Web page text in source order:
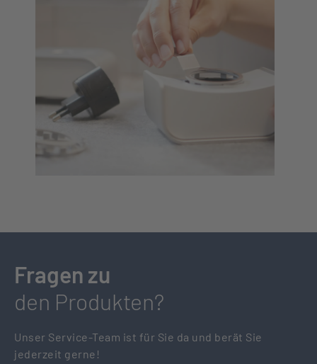
Fragen zu
den Produkten?
Unser Service-Team ist für Sie da und berät Sie
jederzeit gerne!